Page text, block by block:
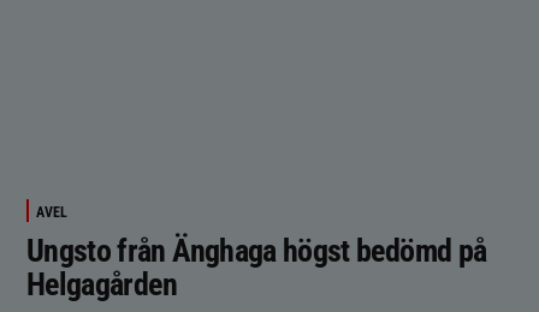
AVEL
Ungsto från Änghaga högst bedömd på
Helgagården